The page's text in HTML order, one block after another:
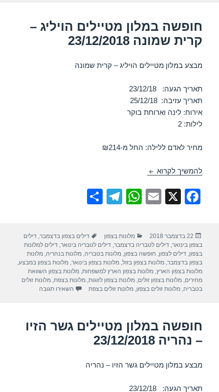
חופשה במלון מטיילים הויליג –
קרית שמונה 23/12/2018
מבצע במלון מטיילים הויליג – קרית שמונה
תאריך הגעה: 23/12/18
תאריך עזיבה: 25/12/18
אירוח: לינה וארוחת בוקר
לילות: 2
מחיר לאדם ללילה: החל מ-₪214
להמשיך לקרוא חופשה במלון מטיילים הויליג – קרית שמונה 23/12/2018
F
e
b
o
o
X
E
W
s
A
p
p
T
gr
a
m
e
פורסם
בתאריך
22 בדצמבר 2018 קטגוריות
מלונות בצפון תגיות
דילים בצפון בדצמבר,דילים
בצפון בינואר,דילים לטבריה בדצמבר,דילים לטבריה בינואר,דילים למלונות
בצפון,דילים לצפון, חופשה בצפון,מלונות בטבריה,מלונות בנהריה,מלונות
בצפון בדצמבר,מלונות בצפון בזול,מלונות בצפון בינואר,מלונות בצפון במבצע,
מלונות בצפון הארץ,מלונות בצפון הארץ למשפחות,מלונות בצפון השוואת
מחירים,מלונות בצפון זולים,מלונות בצפון לזוגות,מלונות בצפת,מלונות זולים
בטבריה,מלונות זולים בצפון,מלונות זולים בצפת השאירו תגובה
חופשה במלון מטיילים גשר הזיו
– נהריה 23/12/2018
מבצע במלון מטיילים גשר הזיו – נהריה
תאריך הגעה: 23/12/18